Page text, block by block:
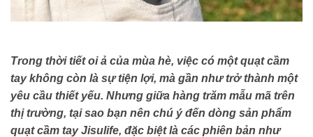
Trong thời tiết oi ả của mùa hè, việc có một quạt cầm
tay không còn là sự tiện lợi, mà gần như trở thành một
yêu cầu thiết yếu. Nhưng giữa hàng trăm mẫu mã trên
thị trường, tại sao bạn nên chú ý đến dòng sản phẩm
quạt cầm tay Jisulife, đặc biệt là các phiên bản như